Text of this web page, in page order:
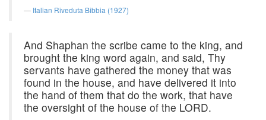
Italian Riveduta Bibbia (1927)
And Shaphan the scribe came to the king, and
brought the king word again, and said, Thy
servants have gathered the money that was
found in the house, and have delivered it into
the hand of them that do the work, that have
the oversight of the house of the LORD.